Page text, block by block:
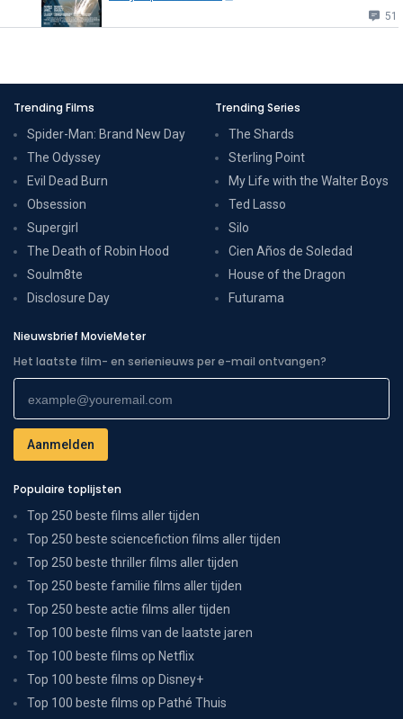
51
Trending Films
Spider-Man: Brand New Day
The Odyssey
Evil Dead Burn
Obsession
Supergirl
The Death of Robin Hood
Soulm8te
Disclosure Day
Trending Series
The Shards
Sterling Point
My Life with the Walter Boys
Ted Lasso
Silo
Cien Años de Soledad
House of the Dragon
Futurama
Nieuwsbrief MovieMeter
Het laatste film- en serienieuws per e-mail ontvangen?
Populaire toplijsten
Top 250 beste films aller tijden
Top 250 beste sciencefiction films aller tijden
Top 250 beste thriller films aller tijden
Top 250 beste familie films aller tijden
Top 250 beste actie films aller tijden
Top 100 beste films van de laatste jaren
Top 100 beste films op Netflix
Top 100 beste films op Disney+
Top 100 beste films op Pathé Thuis